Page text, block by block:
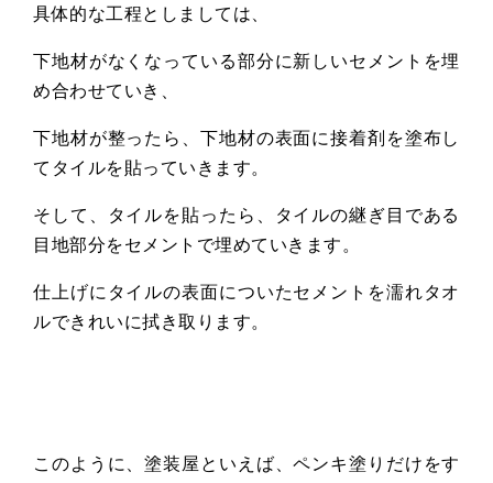
具体的な工程としましては、
下地材がなくなっている部分に新しいセメントを埋
め合わせていき、
下地材が整ったら、下地材の表面に接着剤を塗布し
てタイルを貼っていきます。
そして、タイルを貼ったら、タイルの継ぎ目である
目地部分をセメントで埋めていきます。
仕上げにタイルの表面についたセメントを濡れタオ
ルできれいに拭き取ります。
このように、塗装屋といえば、ペンキ塗りだけをす